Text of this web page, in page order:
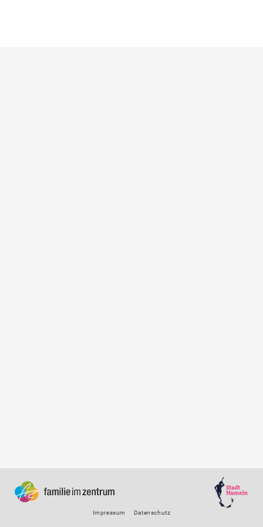
Impressum Datenschutz